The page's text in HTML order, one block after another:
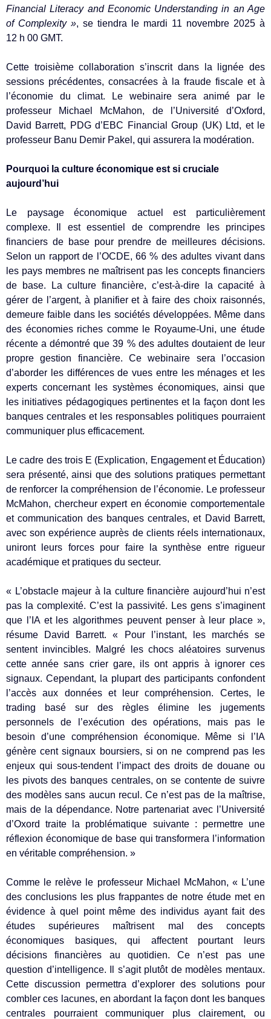
Financial Literacy and Economic Understanding in an Age
of Complexity », se tiendra le mardi 11 novembre 2025 à
12 h 00 GMT.
Cette troisième collaboration s’inscrit dans la lignée des
sessions précédentes, consacrées à la fraude fiscale et à
l’économie du climat. Le webinaire sera animé par le
professeur Michael McMahon, de l’Université d’Oxford,
David Barrett, PDG d’EBC Financial Group (UK) Ltd, et le
professeur Banu Demir Pakel, qui assurera la modération.
Pourquoi la culture économique est si cruciale
aujourd’hui
Le paysage économique actuel est particulièrement
complexe. Il est essentiel de comprendre les principes
financiers de base pour prendre de meilleures décisions.
Selon un rapport de l’OCDE, 66 % des adultes vivant dans
les pays membres ne maîtrisent pas les concepts financiers
de base. La culture financière, c’est-à-dire la capacité à
gérer de l’argent, à planifier et à faire des choix raisonnés,
demeure faible dans les sociétés développées. Même dans
des économies riches comme le Royaume-Uni, une étude
récente a démontré que 39 % des adultes doutaient de leur
propre gestion financière. Ce webinaire sera l’occasion
d’aborder les différences de vues entre les ménages et les
experts concernant les systèmes économiques, ainsi que
les initiatives pédagogiques pertinentes et la façon dont les
banques centrales et les responsables politiques pourraient
communiquer plus efficacement.
Le cadre des trois E (Explication, Engagement et Éducation)
sera présenté, ainsi que des solutions pratiques permettant
de renforcer la compréhension de l’économie. Le professeur
McMahon, chercheur expert en économie comportementale
et communication des banques centrales, et David Barrett,
avec son expérience auprès de clients réels internationaux,
uniront leurs forces pour faire la synthèse entre rigueur
académique et pratiques du secteur.
« L’obstacle majeur à la culture financière aujourd’hui n’est
pas la complexité. C’est la passivité. Les gens s’imaginent
que l’IA et les algorithmes peuvent penser à leur place »,
résume David Barrett. « Pour l’instant, les marchés se
sentent invincibles. Malgré les chocs aléatoires survenus
cette année sans crier gare, ils ont appris à ignorer ces
signaux. Cependant, la plupart des participants confondent
l’accès aux données et leur compréhension. Certes, le
trading basé sur des règles élimine les jugements
personnels de l’exécution des opérations, mais pas le
besoin d’une compréhension économique. Même si l’IA
génère cent signaux boursiers, si on ne comprend pas les
enjeux qui sous-tendent l’impact des droits de douane ou
les pivots des banques centrales, on se contente de suivre
des modèles sans aucun recul. Ce n’est pas de la maîtrise,
mais de la dépendance. Notre partenariat avec l’Université
d’Oxord traite la problématique suivante : permettre une
réflexion économique de base qui transformera l’information
en véritable compréhension. »
Comme le relève le professeur Michael McMahon, « L’une
des conclusions les plus frappantes de notre étude met en
évidence à quel point même des individus ayant fait des
études supérieures maîtrisent mal des concepts
économiques basiques, qui affectent pourtant leurs
décisions financières au quotidien. Ce n’est pas une
question d’intelligence. Il s’agit plutôt de modèles mentaux.
Cette discussion permettra d’explorer des solutions pour
combler ces lacunes, en abordant la façon dont les banques
centrales pourraient communiquer plus clairement, ou